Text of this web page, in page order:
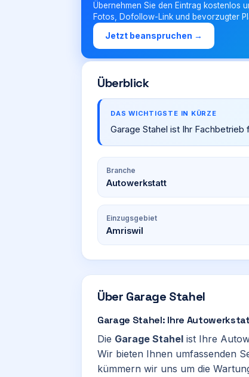
Übernehmen Sie den Eintrag kostenlos
Fotos, Dofollow-Link und bevorzugter
Jetzt beanspruchen →
Überblick
DAS WICHTIGSTE IN KÜRZE
Garage Stahel ist Ihr
Branche
Autowerkstatt
Einzugsgebiet
Amriswil
Über Garage Stahel
Garage Stahel: Ihre
Die Garage Stahel ist Ihre
Wir bieten Ihnen umfassenden
kümmern wir uns um die